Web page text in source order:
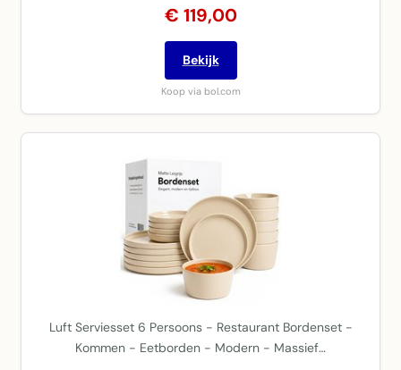
€ 119,00
Bekijk
Koop via bol.com
Luft Serviesset 6 Persoons - Restaurant Bordenset -
Kommen - Eetborden - Modern - Massief…